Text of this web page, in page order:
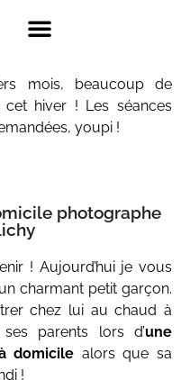
mois, beaucoup de
hiver ! Les séances
youpi !
photographe
! Aujourd’hui je vous
charmant petit garçon.
chez lui au chaud à
ses parents lors d’une
domicile alors que sa
!